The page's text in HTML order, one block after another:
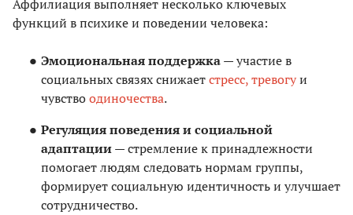
Аффилиация выполняет несколько ключевых
функций в психике и поведении человека:
Эмоциональная поддержка —участие в
социальных связях снижаетстресс, тревогуи
чувствоодиночества.
Регуляция поведения и социальной
адаптации —стремление к принадлежности
помогает людям следовать нормам группы,
формирует социальную идентичность и улучшает
сотрудничество.